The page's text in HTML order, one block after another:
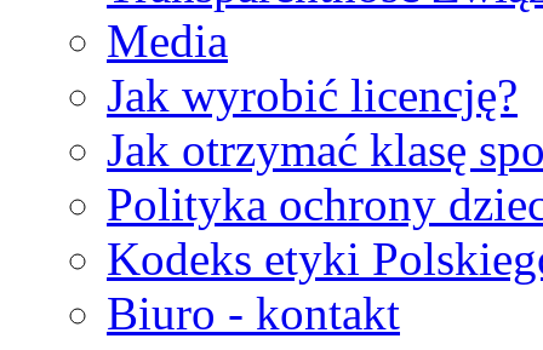
Media
Jak wyrobić licencję?
Jak otrzymać klasę
Polityka ochrony
Kodeks etyki
Biuro - kontakt